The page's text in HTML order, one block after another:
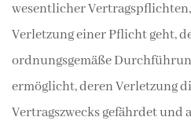
wesentlicher
Verletzung einer Pflicht geht,
ordnungsgemäße
ermöglicht, deren Verletzung
Vertragszwecks gefährdet und